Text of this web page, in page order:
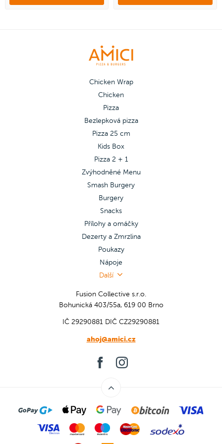
Chicken Wrap
Chicken
Pizza
Bezlepková pizza
Pizza 25 cm
Kids Box
Pizza 2 + 1
Zvýhodněné Menu
Smash Burgery
Burgery
Snacks
Přílohy a omáčky
Dezerty a Zmrzlina
Poukazy
Nápoje
Další
Fusion Collective s.r.o.
Bohunická 403/55a, 619 00 Brno
IČ 29290881 DIČ CZ29290881
ahoj@amici.cz